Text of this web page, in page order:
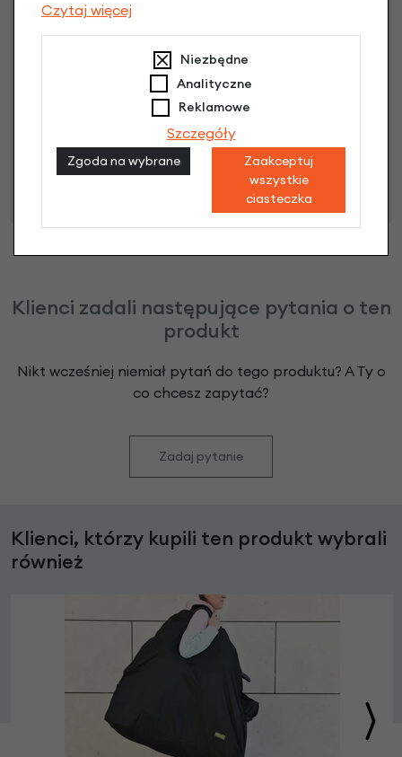
Niniejsza propozycja nie stanowi oferty w rozumieniu art.
66 Kodeksu Cywilnego. Ostateczna decyzja o warunkach
i przyznaniu kredytu zostanie podjęta po ocenie
Klienci zadali następujące pytania o ten
produkt
Nikt wcześniej niemiał pytań do tego produktu? A Ty o
co chcesz zapytać?
Zadaj pytanie
Klienci, którzy kupili ten produkt wybrali
również
Czytaj więcej
Niezbędne
Analityczne
Reklamowe
Szczegóły
Zgoda na wybrane
Zaakceptuj
wszystkie
ciasteczka